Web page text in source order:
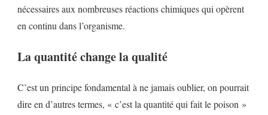
nécessaires aux nombreuses réactions chimiques qui opèrent
en continu dans l’organisme.
La quantité change la qualité
C’est un principe fondamental à ne jamais oublier, on pourrait
dire en d’autres termes, « c’est la quantité qui fait le poison »